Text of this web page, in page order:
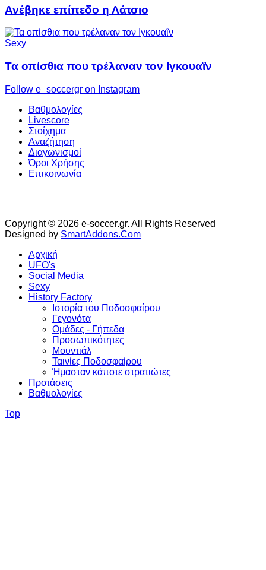
Ανέβηκε επίπεδο η Λάτσιο
Sexy
Τα οπίσθια που τρέλαναν τον Ιγκουαΐν
Follow e_soccergr on Instagram
Βαθμολογίες
Livescore
Στοίχημα
Αναζήτηση
Διαγωνισμοί
Όροι Χρήσης
Επικοινωνία
Copyright © 2026 e-soccer.gr. All Rights Reserved
Designed by SmartAddons.Com
Αρχική
UFO's
Social Media
Sexy
History Factory
Ιστορία του Ποδοσφαίρου
Γεγονότα
Ομάδες - Γήπεδα
Προσωπικότητες
Μουντιάλ
Ταινίες Ποδοσφαίρου
Ήμασταν κάποτε στρατιώτες
Προτάσεις
Βαθμολογίες
Top